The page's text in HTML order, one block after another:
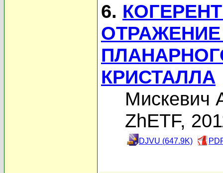
6.
КРИСТАЛЛА
Мискевич
ZhETF,
DJVU (647.9K)